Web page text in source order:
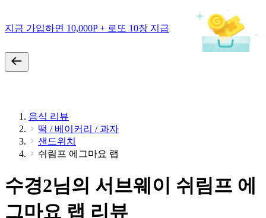
지금 가입하면 10,000P + 로또 10장 지급
음식 리뷰
떡 / 베이커리 / 과자
샌드위치
쉬림프 에그마요 랩
수경2님의 서브웨이 쉬림프 에
그마요 랩 리뷰